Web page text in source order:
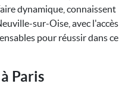
dynamique, connaissent
sur-Oise, avec l'accès
pour réussir dans ce
Paris